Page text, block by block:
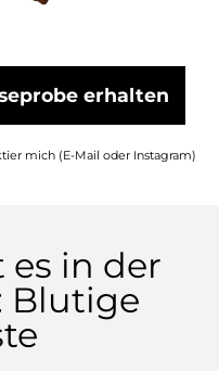
erhalten
mich (E-Mail oder Instagram)
in der
Blutige